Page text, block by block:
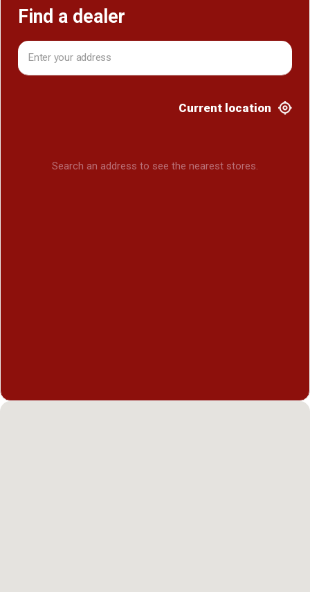
Find a dealer
Current location
Search an address to see the nearest stores.